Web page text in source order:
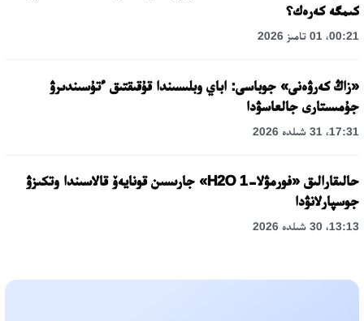
كىمگە كەرەك؟
00:21، 01 تامىز 2026
«زاڭ كەرۋەنى» جوباسى: اباي وبلىسىندا قۇقىقتىق ءتۇسىندىرۋ
جۇمىستارى جالعاسۋدا
17:31، 31 شىلدە 2026
حالىقارالىق «فورمۋلا-1 H2O» جارىسىن قونايەۆ قالاسىندا وتكىزۋ
جوسپارلانۋدا
13:13، 30 شىلدە 2026
اسحات اسىلبەكوۆ: كۇشتى بيلىككە كۇشتى تۇلعالار كەرەك!